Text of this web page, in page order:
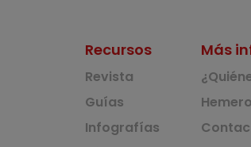
Recursos
Revista
Guías
Infografías
Más